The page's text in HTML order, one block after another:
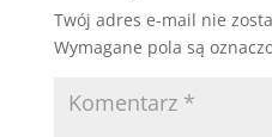
Twój adres e-mail nie
Wymagane pola są